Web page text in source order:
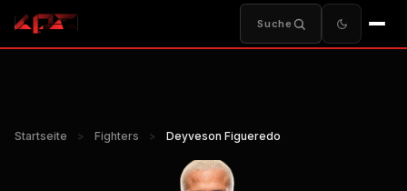
Suche
Startseite > Fighters > Deyveson Figueredo